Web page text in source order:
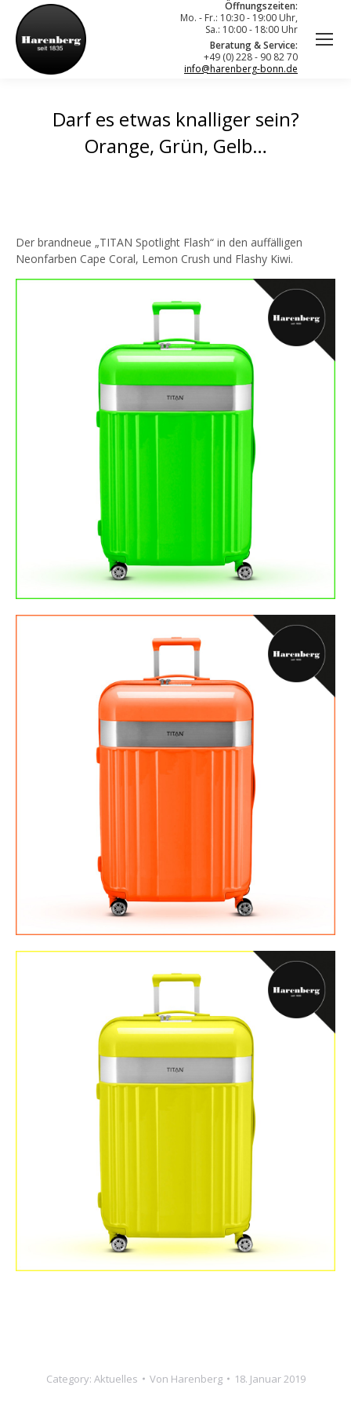
Öffnungszeiten:
Mo. - Fr.: 10:30 - 19:00 Uhr,
Sa.: 10:00 - 18:00 Uhr
Beratung & Service:
+49 (0) 228 - 90 82 70
info@harenberg-bonn.de
Darf es etwas knalliger sein?
Orange, Grün, Gelb…
Der brandneue „TITAN Spotlight Flash“ in den auffälligen
Neonfarben Cape Coral, Lemon Crush und Flashy Kiwi.
Category: Aktuelles Von Harenberg 18. Januar 2019